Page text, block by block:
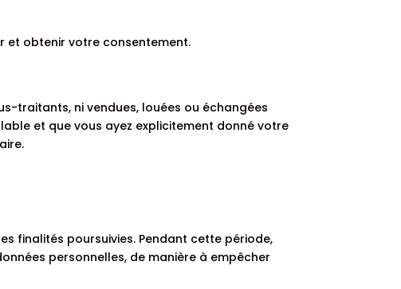
et obtenir votre consentement.
traitants, ni vendues, louées ou échangées
et que vous ayez explicitement donné votre
finalités poursuivies. Pendant cette période,
personnelles, de manière à empêcher